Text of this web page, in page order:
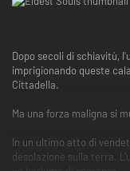
Dopo secoli di schiavitù,
imprigionando queste
Cittadella.
Ma una forza maligna si
In un ultimo atto di
desolazione sulla terra.